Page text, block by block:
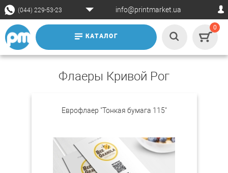
(044) 229-53-23 info@printmarket.ua
КАТАЛОГ
0
Флаеры Кривой Рог
Еврофлаер "Тонкая бумага 115"